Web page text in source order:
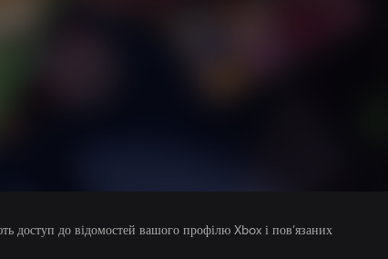
доступ до відомостей вашого профілю Xbox і пов’язаних